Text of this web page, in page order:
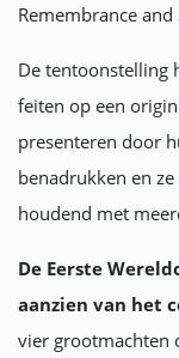
Remembrance and
De tentoonstelling
feiten op een
presenteren door
benadrukken en
houdend met
De Eerste
aanzien van het
vier grootmachten